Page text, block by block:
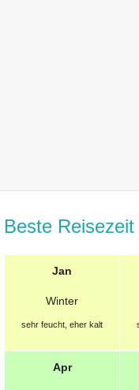
Beste
Jan
Winter
sehr feucht, eher kalt
Apr